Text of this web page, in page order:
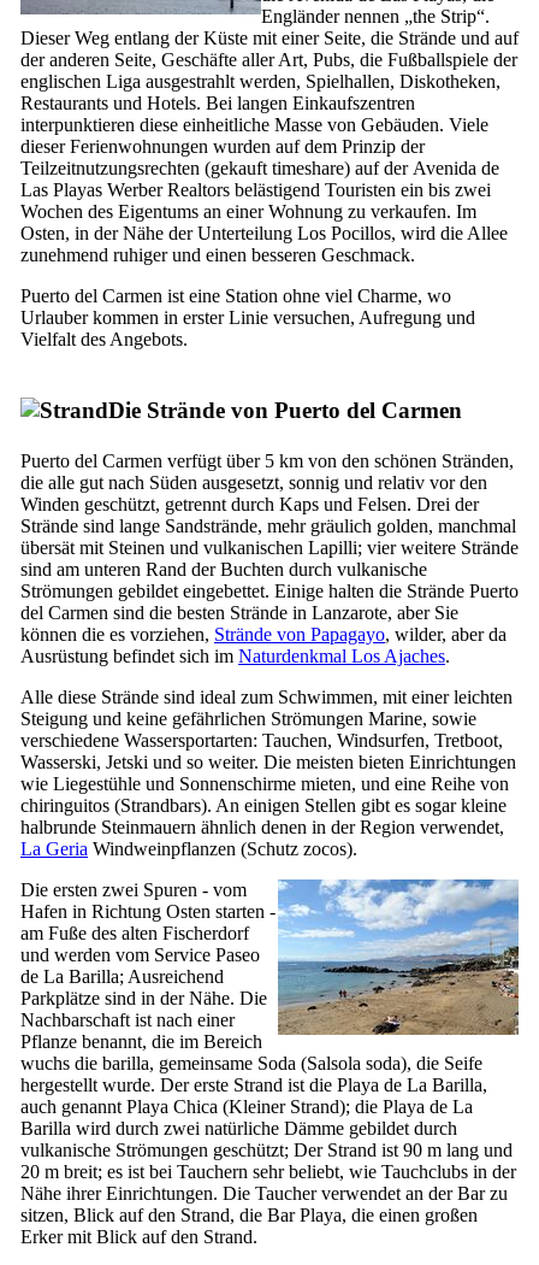
Engländer nennen „the Strip“.
Dieser Weg entlang der Küste mit einer Seite, die Strände und auf
der anderen Seite, Geschäfte aller Art, Pubs, die Fußballspiele der
englischen Liga ausgestrahlt werden, Spielhallen, Diskotheken,
Restaurants und Hotels. Bei langen Einkaufszentren
interpunktieren diese einheitliche Masse von Gebäuden. Viele
dieser Ferienwohnungen wurden auf dem Prinzip der
Teilzeitnutzungsrechten (gekauft timeshare) auf der Avenida de
Las Playas Werber Realtors belästigend Touristen ein bis zwei
Wochen des Eigentums an einer Wohnung zu verkaufen. Im
Osten, in der Nähe der Unterteilung Los Pocillos, wird die Allee
zunehmend ruhiger und einen besseren Geschmack.
Puerto del Carmen ist eine Station ohne viel Charme, wo
Urlauber kommen in erster Linie versuchen, Aufregung und
Vielfalt des Angebots.
Die Strände von Puerto del Carmen
Puerto del Carmen verfügt über 5 km von den schönen Stränden,
die alle gut nach Süden ausgesetzt, sonnig und relativ vor den
Winden geschützt, getrennt durch Kaps und Felsen. Drei der
Strände sind lange Sandstrände, mehr gräulich golden, manchmal
übersät mit Steinen und vulkanischen Lapilli; vier weitere Strände
sind am unteren Rand der Buchten durch vulkanische
Strömungen gebildet eingebettet. Einige halten die Strände Puerto
del Carmen sind die besten Strände in Lanzarote, aber Sie
können die es vorziehen, Strände von Papagayo, wilder, aber da
Ausrüstung befindet sich im Naturdenkmal Los Ajaches.
Alle diese Strände sind ideal zum Schwimmen, mit einer leichten
Steigung und keine gefährlichen Strömungen Marine, sowie
verschiedene Wassersportarten: Tauchen, Windsurfen, Tretboot,
Wasserski, Jetski und so weiter. Die meisten bieten Einrichtungen
wie Liegestühle und Sonnenschirme mieten, und eine Reihe von
chiringuitos (Strandbars). An einigen Stellen gibt es sogar kleine
halbrunde Steinmauern ähnlich denen in der Region verwendet,
La Geria Windweinpflanzen (Schutz zocos).
Die ersten zwei Spuren - vom
Hafen in Richtung Osten starten -
am Fuße des alten Fischerdorf
und werden vom Service Paseo
de La Barilla; Ausreichend
Parkplätze sind in der Nähe. Die
Nachbarschaft ist nach einer
Pflanze benannt, die im Bereich
wuchs die barilla, gemeinsame Soda (Salsola soda), die Seife
hergestellt wurde. Der erste Strand ist die Playa de La Barilla,
auch genannt Playa Chica (Kleiner Strand); die Playa de La
Barilla wird durch zwei natürliche Dämme gebildet durch
vulkanische Strömungen geschützt; Der Strand ist 90 m lang und
20 m breit; es ist bei Tauchern sehr beliebt, wie Tauchclubs in der
Nähe ihrer Einrichtungen. Die Taucher verwendet an der Bar zu
sitzen, Blick auf den Strand, die Bar Playa, die einen großen
Erker mit Blick auf den Strand.